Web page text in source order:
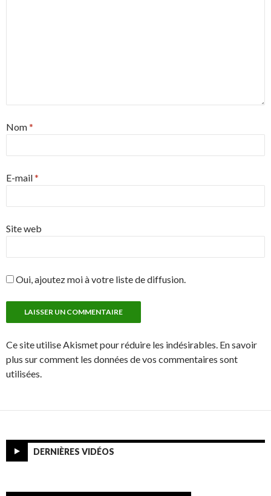
Nom*
E-mail*
Site web
Oui, ajoutez moi à votre liste de diffusion.
Ce site utilise Akismet pour réduire les indésirables. En savoir
plus sur comment les données de vos commentaires sont
utilisées.
DERNIÈRES VIDÉOS